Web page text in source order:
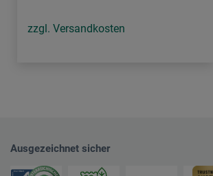
zzgl. Versandkosten
Ausgezeichnet sicher